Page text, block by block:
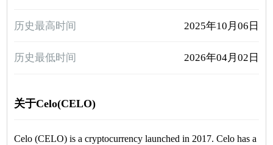
历史最高时间 2025年10月06日
历史最低时间 2026年04月02日
关于Celo(CELO)
Celo (CELO) is a cryptocurrency launched in 2017. Celo has a